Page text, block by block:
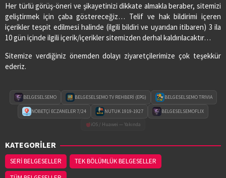
Her türlü görüş-öneri ve şikayetinizi dikkate almakla beraber, sitemizi
geliştirmek için çaba göstereceğiz… Telif ve hak bildirimi içeren
içerikler tespit edilmesi halinde (ilgili bildiri ve uyarıdan itibaren) 3 ila
10 gün içinde ilgili içerik/içerikler sitemizden derhal kaldırılacaktır…
Sitemize verdiğiniz önemden dolayı ziyaretçilerimize çok teşekkür
ederiz.
BELGESELSEMO BELGESELSEMO TV REHBERİ (EPG) BELGESELSEMO TRIVIA
NÖBETÇİ ECZANELER 7/24 NUTUK 1919-1927
BELGESELSEMOFLIX
iOS / Huawei — Yakında
KATEGORİLER
SERİ BELGESELLER
TEK BÖLÜMLÜK BELGESELLER